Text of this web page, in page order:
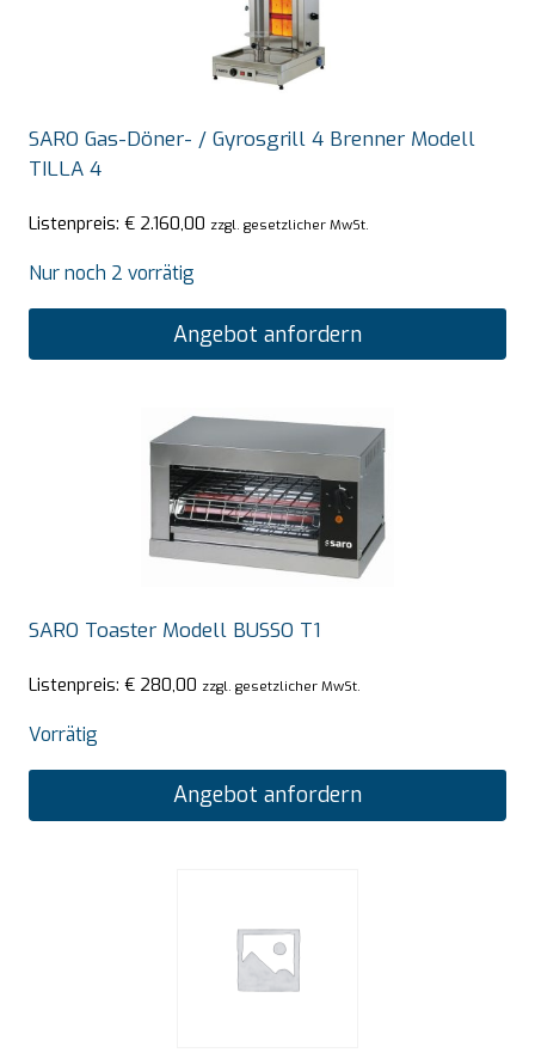
SARO Gas-Döner- / Gyrosgrill 4 Brenner Modell
TILLA 4
Listenpreis: € 2.160,00 zzgl. gesetzlicher MwSt.
Nur noch 2 vorrätig
Angebot anfordern
SARO Toaster Modell BUSSO T1
Listenpreis: € 280,00 zzgl. gesetzlicher MwSt.
Vorrätig
Angebot anfordern